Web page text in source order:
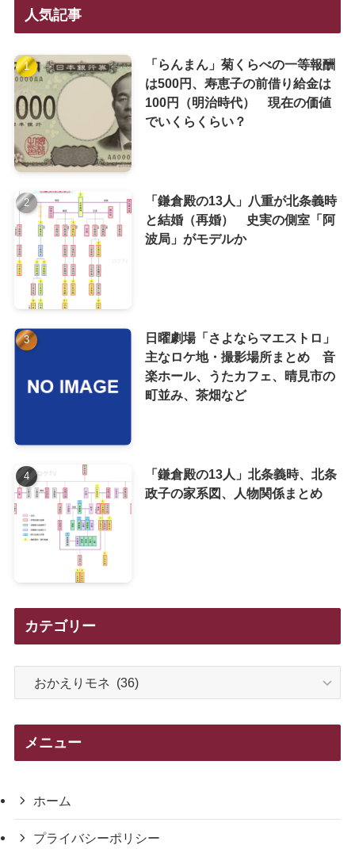
人気記事
「らんまん」菊くらべの一等報酬
は500円、寿恵子の前借り給金は
100円（明治時代） 現在の価値
でいくらくらい？
「鎌倉殿の13人」八重が北条義時
と結婚（再婚） 史実の側室「阿
波局」がモデルか
日曜劇場「さよならマエストロ」
主なロケ地・撮影場所まとめ 音
楽ホール、うたカフェ、晴見市の
町並み、茶畑など
「鎌倉殿の13人」北条義時、北条
政子の家系図、人物関係まとめ
カテゴリー
メニュー
ホーム
プライバシーポリシー